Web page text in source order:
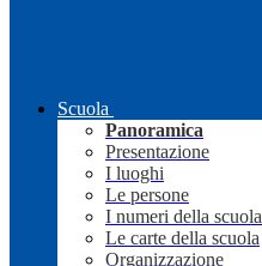
Scuola
Panoramica
Presentazione
I luoghi
Le persone
I numeri della scuola
Le carte della scuola
Organizzazione